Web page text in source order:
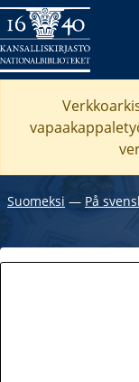
Suomeksi ― På